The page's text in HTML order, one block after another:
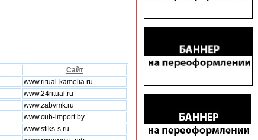
Сайт
www.ritual-kamelia.ru
www.24ritual.ru
www.zabvmk.ru
www.cub-import.by
www.stiks-s.ru